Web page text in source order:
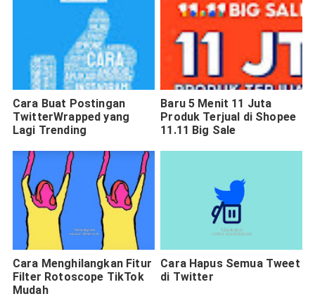
Cara Buat Postingan
TwitterWrapped yang
Lagi Trending
Baru 5 Menit 11 Juta
Produk Terjual di Shopee
11.11 Big Sale
Cara Menghilangkan Fitur
Filter Rotoscope TikTok
Mudah
Cara Hapus Semua Tweet
di Twitter